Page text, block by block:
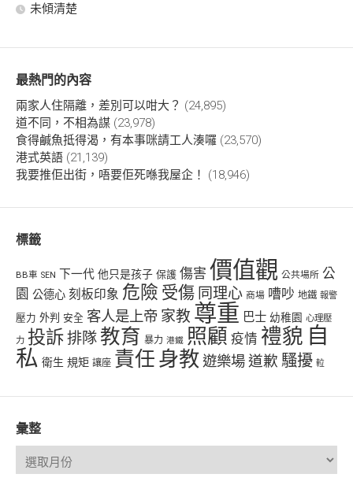
未傾清楚
最熱門的內容
兩家人住隔離，差別可以咁大？ (24,895)
道不同，不相為謀 (23,978)
食得鹹魚抵得渴，有本事咪請工人湊囉 (23,570)
港式英語 (21,139)
我要推佢出街，唔要佢死喺我屋企！
(18,946)
標籤
BB車 SEN 下一代 他只是孩子 保護 傷害 價值觀 公共場所 公
園 公德心 刻板印象 危險 受傷 同理心 商場 嘈吵 地鐵 報警
壓力 外判 安全 客人是上帝 家教 尊重 巴士 幼稚園 心理壓
力 投訴排隊 教育 暴力 港鐵 照顧 疫情 禮貌 自
私 衛生 規矩 讓座 責任 身教遊樂場道歉 騷擾 𨋢
彙整